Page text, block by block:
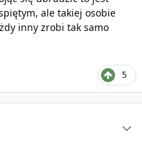
ale takiej osobie
inny zrobi tak samo
5